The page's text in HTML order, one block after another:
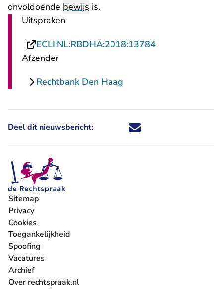
onvoldoende bewijs is.
Uitspraken
ECLI:NL:RBDHA:2018:13784- U verlaat
Afzender
Rechtbank Den Haag
Deel dit nieuwsbericht: Deel dit nieuwsbericht via X -
Deel dit nieuwsbericht via
Deel dit nieuwsbericht
Deel dit
Sitemap
Privacy
Cookies
Toegankelijkheid
Spoofing
Vacatures
- U verlaat Rechtspraak.nl
Archief
Over rechtspraak.nl